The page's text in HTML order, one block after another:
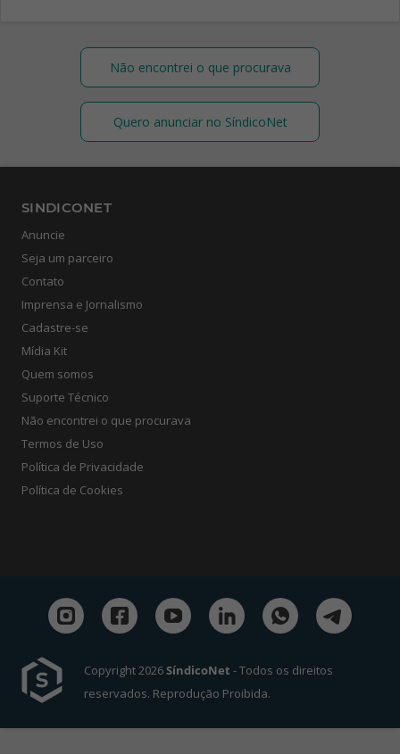
Não encontrei o que procurava
Quero anunciar no SíndicoNet
SINDICONET
Anuncie
Seja um parceiro
Contato
Imprensa e Jornalismo
Cadastre-se
Mídia Kit
Quem somos
Suporte Técnico
Não encontrei o que procurava
Termos de Uso
Política de Privacidade
Política de Cookies
Copyright 2026SíndicoNet - Todos os direitos
reservados. Reprodução Proibida.